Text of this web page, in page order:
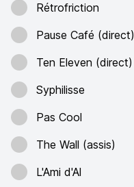
Rétrofriction
Pause Café (direct)
Ten Eleven (direct)
Syphilisse
Pas Cool
The Wall (assis)
L'Ami d'Al